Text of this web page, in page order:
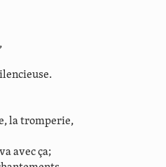
la tromperie,
avec ça;